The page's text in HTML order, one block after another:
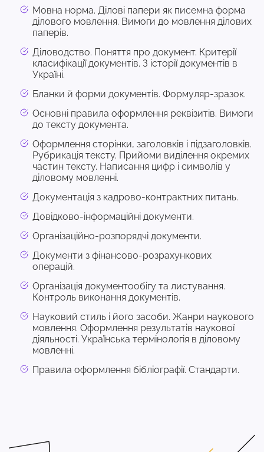
Мовна норма. Ділові папери як писемна форма
ділового мовлення. Вимоги до мовлення ділових
паперів.
Діловодство. Поняття про документ. Критерії
класифікації документів. З історії документів в
Україні.
Бланки й форми документів. Формуляр-зразок.
Основні правила оформлення реквізитів. Вимоги
до тексту документа.
Оформлення сторінки, заголовків і підзаголовків.
Рубрикація тексту. Прийоми виділення окремих
частин тексту. Написання цифр і символів у
діловому мовленні.
Документація з кадрово-контрактних питань.
Довідково-інформаційні документи.
Організаційно-розпорядчі документи.
Документи з фінансово-розрахункових
операцій.
Організація документообігу та листування.
Контроль виконання документів.
Науковий стиль і його засоби. Жанри наукового
мовлення. Оформлення результатів наукової
діяльності. Українська термінологія в діловому
мовленні.
Правила оформлення бібліографії. Стандарти.